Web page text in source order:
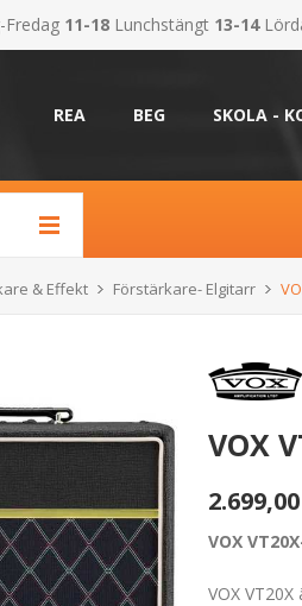
Fredag 11-18 Lunchstängt 13-14
REA BEG SKOLA -
& Effekt Förstärkare- Elgitarr
VOX
VOX
VOX